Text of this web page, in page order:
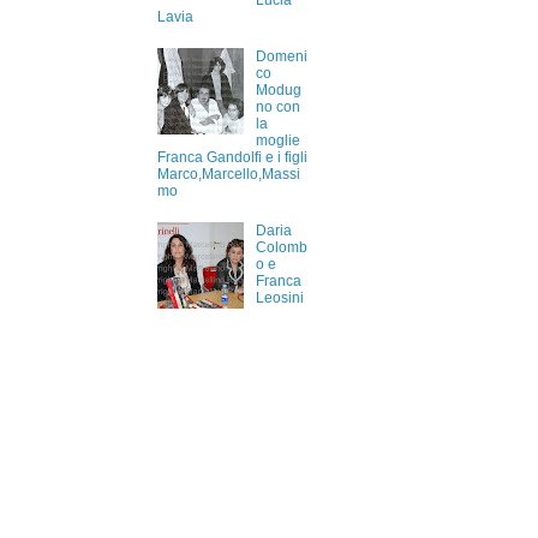
Lavia
Domeni
co
Modug
no con
la
moglie
Franca Gandolfi e i figli
Marco,Marcello,Massi
mo
Daria
Colomb
o e
Franca
Leosini